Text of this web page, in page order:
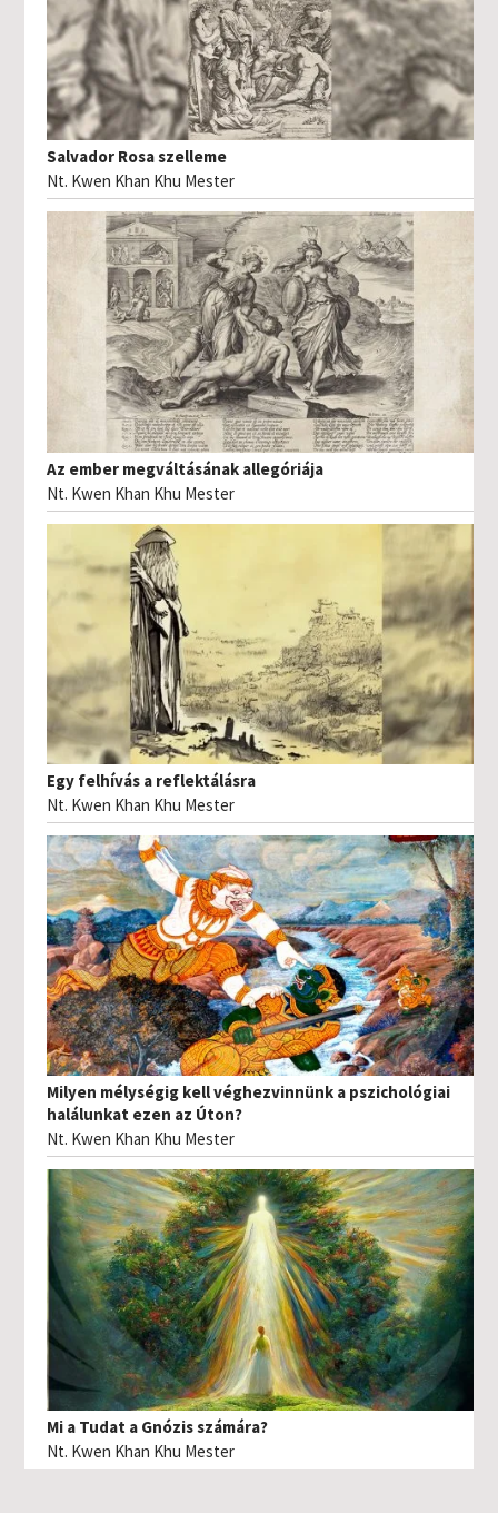
Salvador Rosa szelleme
Nt. Kwen Khan Khu Mester
Az ember megváltásának allegóriája
Nt. Kwen Khan Khu Mester
Egy felhívás a reflektálásra
Nt. Kwen Khan Khu Mester
Milyen mélységig kell véghezvinnünk a pszichológiai
halálunkat ezen az Úton?
Nt. Kwen Khan Khu Mester
Mi a Tudat a Gnózis számára?
Nt. Kwen Khan Khu Mester